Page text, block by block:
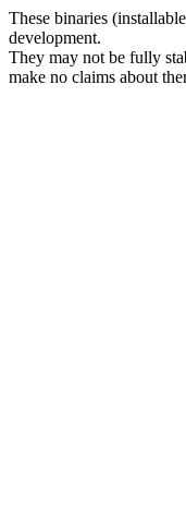
These binaries
development.
They may not be fully
make no claims about